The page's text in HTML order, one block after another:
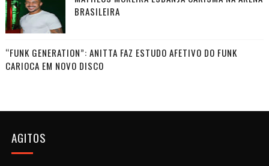
BRASILEIRA
“FUNK GENERATION”: ANITTA FAZ ESTUDO AFETIVO DO FUNK
CARIOCA EM NOVO DISCO
AGITOS